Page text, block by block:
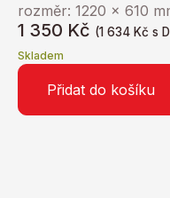
rozměr: 1220 x 610
1 350 Kč (1 634 Kč s
Skladem
Přidat do košíku